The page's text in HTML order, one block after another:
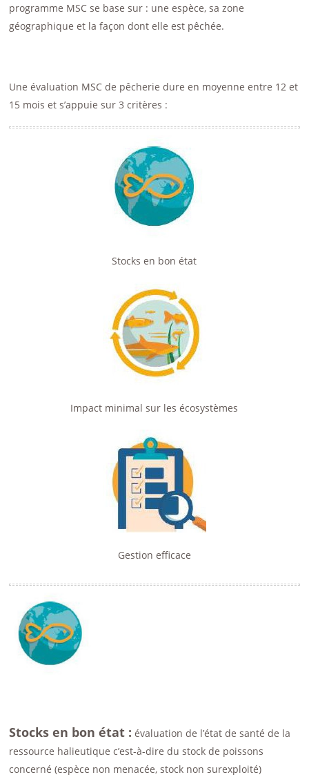
programme MSC se base sur : une espèce, sa zone
géographique et la façon dont elle est pêchée.
Une évaluation MSC de pêcherie dure en moyenne entre 12 et
15 mois et s’appuie sur 3 critères :
Stocks en bon état
Impact minimal sur les écosystèmes
Gestion efficace
Stocks en bon état : évaluation de l’état de santé de la
ressource halieutique c’est-à-dire du stock de poissons
concerné (espèce non menacée, stock non surexploité)